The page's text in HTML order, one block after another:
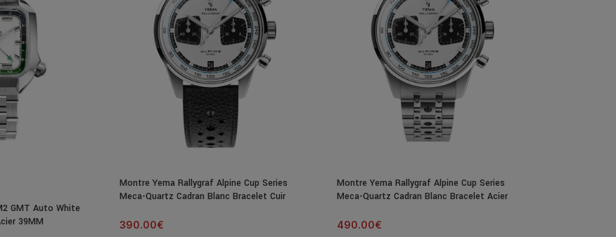
GMT Auto White
39MM
Montre Yema Rallygraf Alpine Cup Series
Meca-Quartz Cadran Blanc Bracelet Cuir
390.00€
Montre Yema Rallygraf Alpine Cup Series
Meca-Quartz Cadran Blanc Bracelet Acier
490.00€